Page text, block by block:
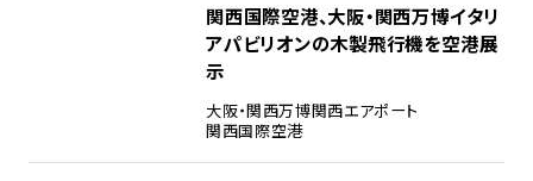
関西国際空港、大阪・関西万博イタリ
アパビリオンの木製飛行機を空港展
示
大阪・関西万博関西エアポート
関西国際空港